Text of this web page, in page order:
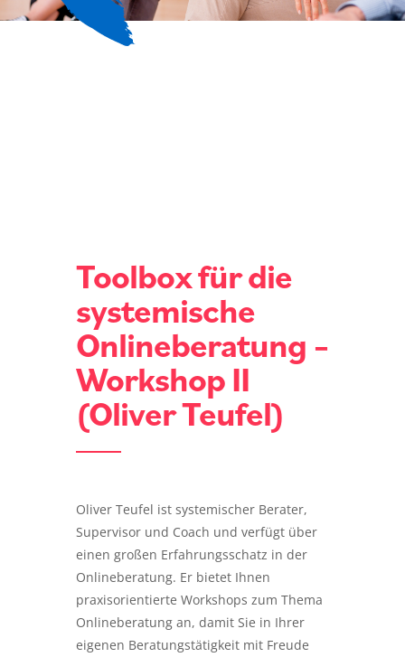
Toolbox für die
systemische
Onlineberatung –
Workshop II
(Oliver Teufel)
Oliver Teufel ist systemischer Berater,
Supervisor und Coach und verfügt über
einen großen Erfahrungsschatz in der
Onlineberatung. Er bietet Ihnen
praxisorientierte Workshops zum Thema
Onlineberatung an, damit Sie in Ihrer
eigenen Beratungstätigkeit mit Freude